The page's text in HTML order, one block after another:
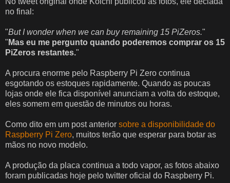
no final:
"But I wonder when we can buy remaining 15 PiZeros."
" Mas eu me pergunto quando poderemos comprar os 15
PiZeros restantes."
A procura enorme pelo Raspberry Pi Zero continua
esgotando os estoques rapidamente. Quando as poucas
lojas onde ele fica disponível anunciam a volta do estoque,
eles somem em questão de minutos ou horas.
Como dito em um post anterior sobre a disponibilidade do
Raspberry Pi Zero, muitos terão que esperar para botar as
mãos no novo modelo.
A produção da placa continua a todo vapor, as fotos abaixo
foram publicadas hoje pelo twitter oficial do Raspberry Pi.